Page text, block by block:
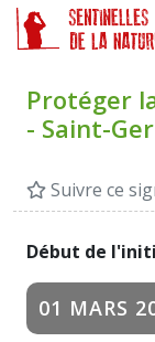
Protéger
- Saint-
Suivre ce
Début de
01 MARS
Panneau de